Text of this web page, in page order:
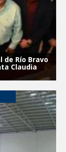
Río Bravo
Claudia